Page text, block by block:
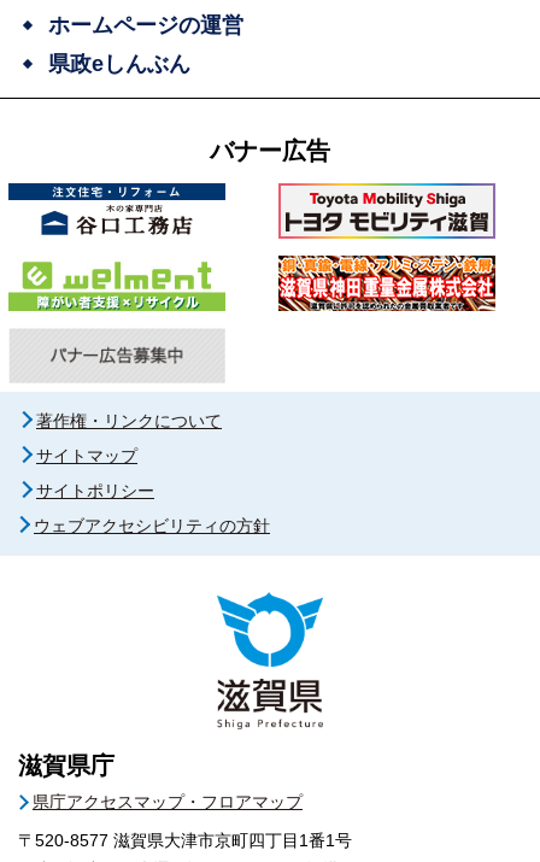
ホームページの運営
県政eしんぶん
バナー広告
著作権・リンクについて
サイトマップ
サイトポリシー
ウェブアクセシビリティの方針
滋賀県庁
県庁アクセスマップ・フロアマップ
〒520-8577 滋賀県大津市京町四丁目1番1号